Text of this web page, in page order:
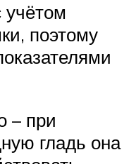
учётом
поэтому
– при
гладь она